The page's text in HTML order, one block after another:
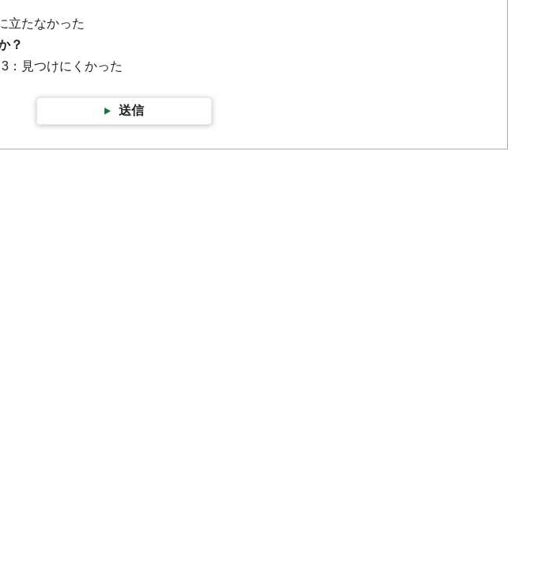
立たなかった
？
3：見つけにくかった
送信